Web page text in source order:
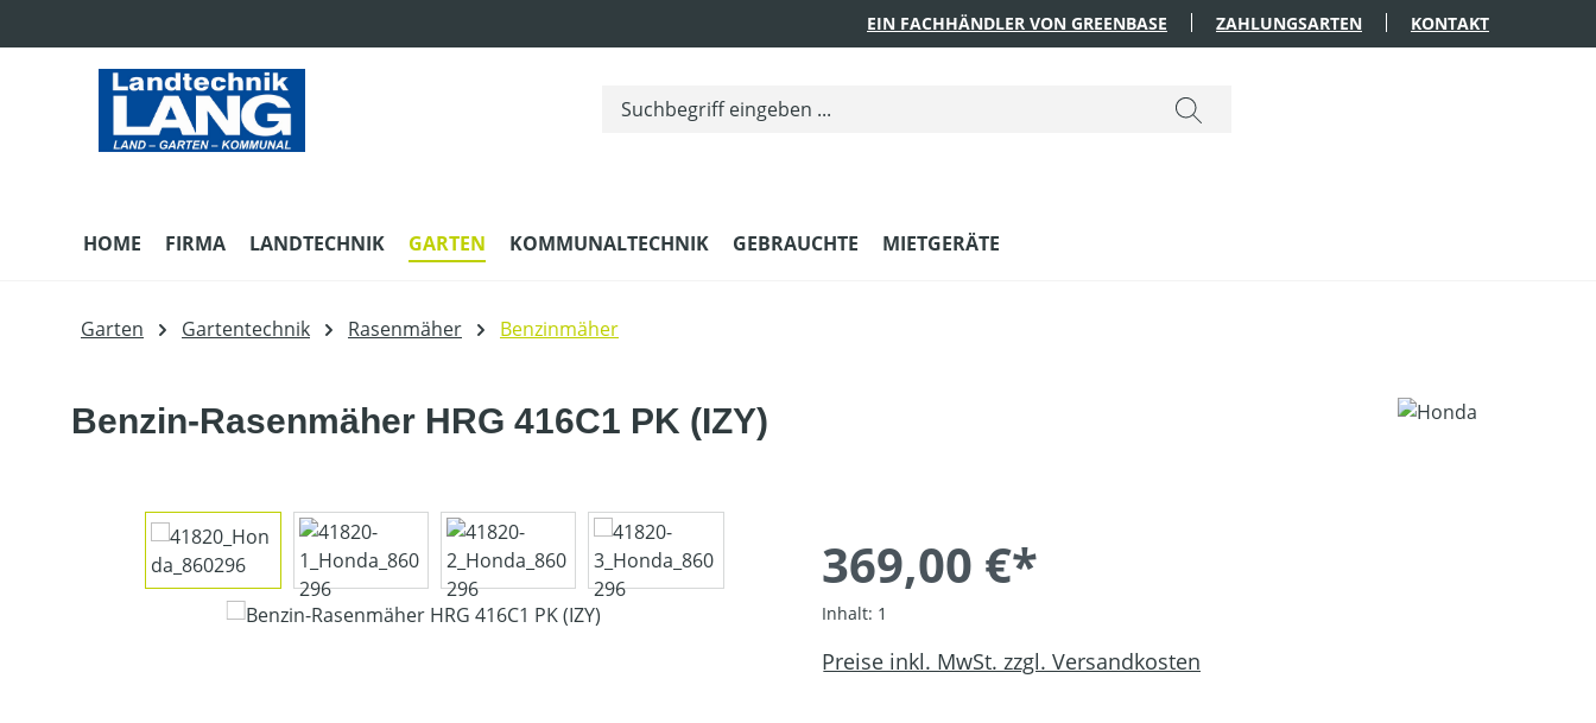
EIN FACHHÄNDLER VON GREENBASE ZAHLUNGSARTEN KONTAKT
HOME FIRMA LANDTECHNIK GARTEN KOMMUNALTECHNIK GEBRAUCHTE MIETGERÄTE
Garten Gartentechnik Rasenmäher Benzinmäher
Benzin-Rasenmäher HRG 416C1 PK (IZY)
Bildergalerie überspringen
369,00 €*
Inhalt: 1
Preise inkl. MwSt. zzgl. Versandkosten